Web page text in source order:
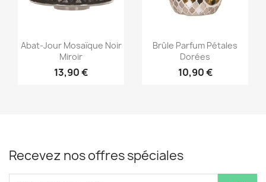
Aperçu rapide
Abat-Jour Mosaïque Noir
Miroir
13,90 €
Aperçu rapide
Brûle Parfum Pétales
Dorées
10,90 €
Recevez nos offres spéciales